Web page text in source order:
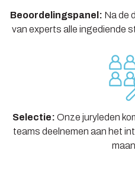
Beoordelingspanel: Na de
van experts alle ingediende
Selectie: Onze juryleden
teams deelnemen aan het